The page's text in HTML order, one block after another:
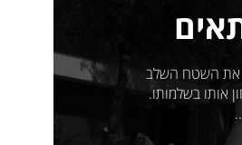
את השטח השלב
אותו בשלמותו.